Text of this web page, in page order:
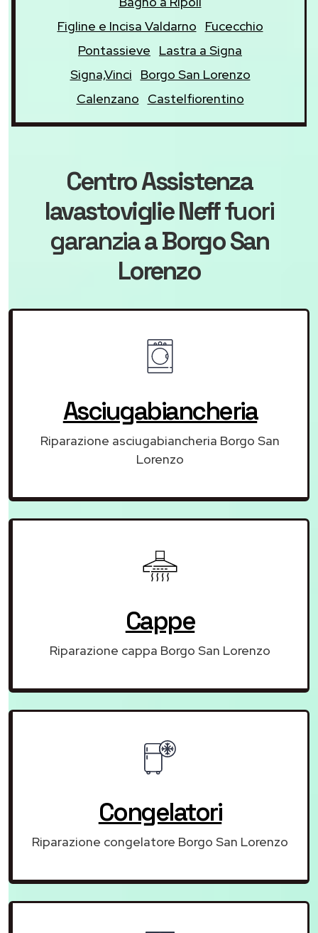
Figline e Incisa Valdarno
Fucecchio
Pontassieve
Lastra a Signa
Signa,Vinci
Borgo San Lorenzo
Calenzano
Castelfiorentino
Centro Assistenza
lavastoviglie Nefffuori
garanziaa Borgo San
Lorenzo
Asciugabiancheria
Riparazione asciugabiancheria Borgo San
Lorenzo
Cappe
Riparazione cappa Borgo San Lorenzo
Congelatori
Riparazione congelatore Borgo San Lorenzo